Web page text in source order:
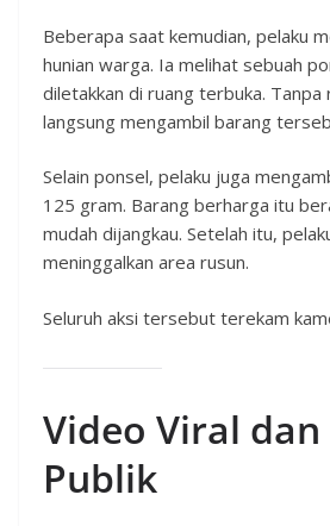
Beberapa saat kemudian, pelaku
hunian warga. Ia melihat sebuah
diletakkan di ruang terbuka. Tanpa
langsung mengambil barang
Selain ponsel, pelaku juga
125 gram. Barang berharga itu
mudah dijangkau. Setelah itu,
meninggalkan area rusun.
Seluruh aksi tersebut terekam
Video Viral dan
Publik